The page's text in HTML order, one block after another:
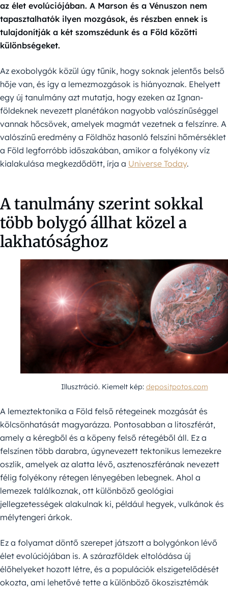
az élet evolúciójában. A Marson és a Vénuszon nem
tapasztalhatók ilyen mozgások, és részben ennek is
tulajdonítják a két szomszédunk és a Föld közötti
különbségeket.
Az exobolygók közül úgy tűnik, hogy soknak jelentős belső
hője van, és így a lemezmozgások is hiányoznak. Ehelyett
egy új tanulmány azt mutatja, hogy ezeken az Ignan-
földeknek nevezett planétákon nagyobb valószínűséggel
vannak hőcsövek, amelyek magmát vezetnek a felszínre. A
valószínű eredmény a Földhöz hasonló felszíni hőmérséklet
a Föld legforróbb időszakában, amikor a folyékony víz
kialakulása megkezdődött, írja a Universe Today.
A tanulmány szerint sokkal
több bolygó állhat közel a
lakhatósághoz
Illusztráció. Kiemelt kép: depositpotos.com
A lemeztektonika a Föld felső rétegeinek mozgását és
kölcsönhatását magyarázza. Pontosabban a litoszférát,
amely a kéregből és a köpeny felső rétegéből áll. Ez a
felszínen több darabra, úgynevezett tektonikus lemezekre
oszlik, amelyek az alatta lévő, asztenoszférának nevezett
félig folyékony rétegen lényegében lebegnek. Ahol a
lemezek találkoznak, ott különböző geológiai
jellegzetességek alakulnak ki, például hegyek, vulkánok és
mélytengeri árkok.
Ez a folyamat döntő szerepet játszott a bolygónkon lévő
élet evolúciójában is. A szárazföldek eltolódása új
élőhelyeket hozott létre, és a populációk elszigetelődését
okozta, ami lehetővé tette a különböző ökoszisztémák